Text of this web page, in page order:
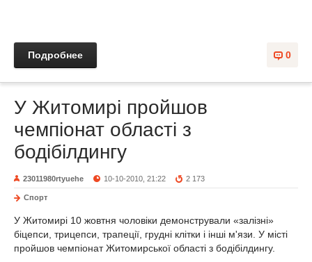
0
Подробнее
У Житомирі пройшов
чемпіонат області з
бодібілдингу
23011980rtyuehe 10-10-2010, 21:22 2 173
Спорт
У Житомирі 10 жовтня чоловіки демонстрували «залізні»
біцепси, трицепси, трапеції, грудні клітки і інші м'язи. У місті
пройшов чемпіонат Житомирської області з бодібілдингу.